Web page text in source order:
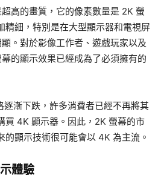
高的畫質，它的像素數量是 2K 螢
精細，特別是在大型顯示器和電視屏
。對於影像工作者、遊戲玩家以及
的顯示效果已經成為了必須擁有的
漸下跌，許多消費者已經不再將其
買 4K 顯示器。因此，2K 螢幕的市
的顯示技術很可能會以 4K 為主流。
體驗